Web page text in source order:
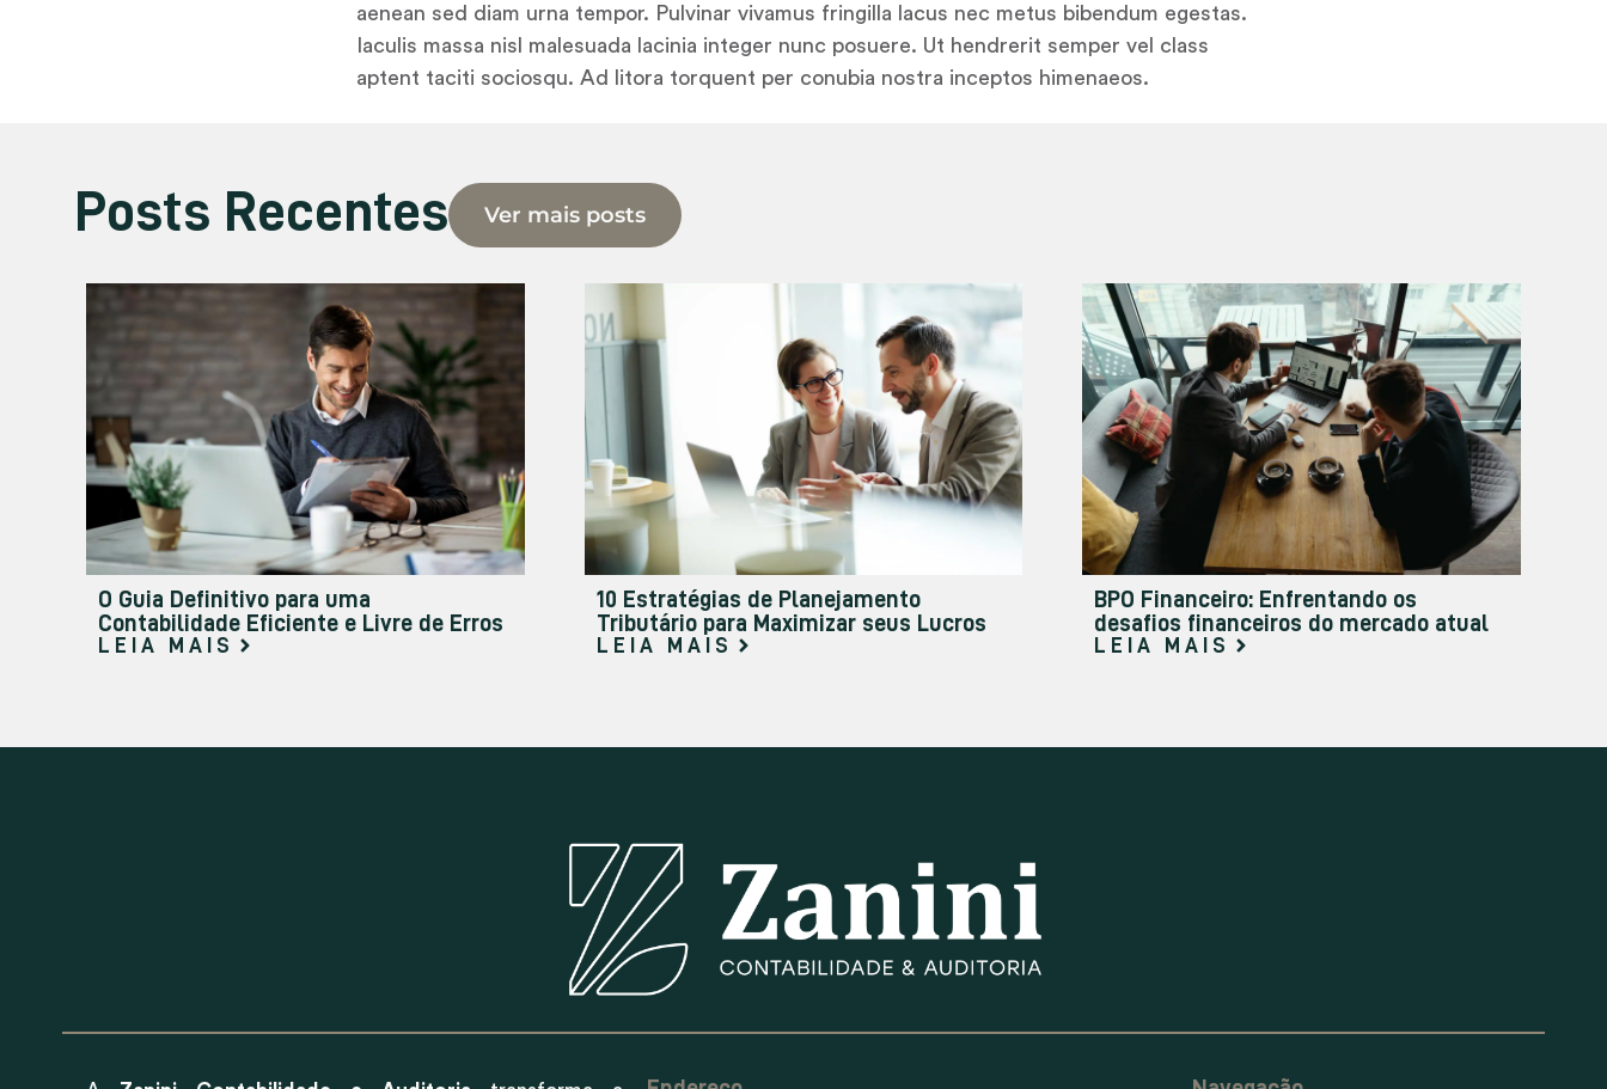
aenean sed diam urna tempor. Pulvinar vivamus fringilla lacus nec metus bibendum egestas.
Iaculis massa nisl malesuada lacinia integer nunc posuere. Ut hendrerit semper vel class
aptent taciti sociosqu. Ad litora torquent per conubia nostra inceptos himenaeos.
Posts Recentes Ver mais posts
O Guia Definitivo para uma
Contabilidade Eficiente e Livre de Erros
LEIA MAIS
10 Estratégias de Planejamento
Tributário para Maximizar seus Lucros
LEIA MAIS
BPO Financeiro: Enfrentando os
desafios financeiros do mercado atual
LEIA MAIS